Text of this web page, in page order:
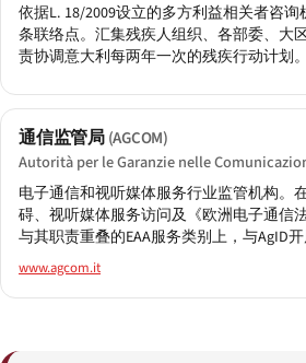
依据L. 18/2009设立的多方利益相关者咨询
条联络点。汇集残疾人组织、各部委、大
责协调意大利每两年一次的残疾行动计划。
通信监管局(AGCOM)
Autorità per le Garanzie nelle
电子通信和视听媒体服务行业监管机构。
碍、视听媒体服务访问及《欧洲电子通信
与其职责重叠的EAA服务类别上，与AgID开
www.agcom.it